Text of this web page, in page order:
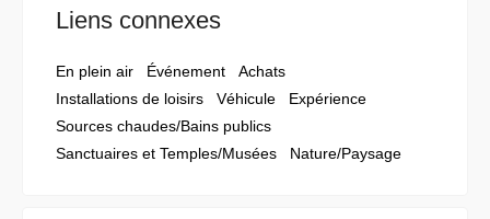
Liens connexes
En plein air Événement
Achats
Installations de loisirs
Véhicule
Expérience
Sources chaudes/Bains publics
Sanctuaires et Temples/Musées
Nature/Paysage